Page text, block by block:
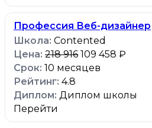
Профессия Веб-дизайнер
Contented
218 916 109 458 ₽
10 месяцев
4.8
Диплом школы
Перейти